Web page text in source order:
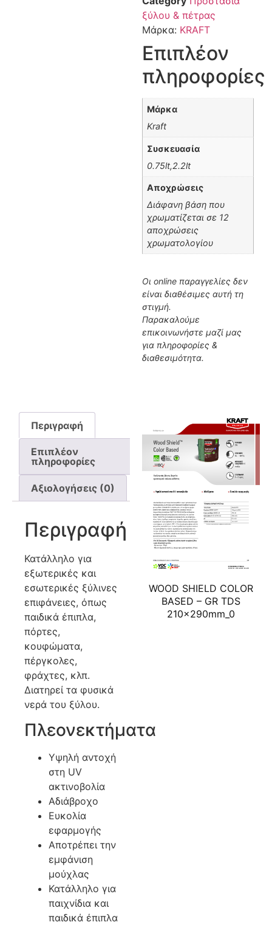
ξύλου & πέτρας
Μάρκα: KRAFT
Επιπλέον
πληροφορίες
Μάρκα
Kraft
Συσκευασία
0.75lt,2.2lt
Αποχρώσεις
Διάφανη βάση που
χρωματίζεται σε 12
αποχρώσεις
χρωματολογίου
Οι online παραγγελίες δεν
είναι διαθέσιμες αυτή τη
στιγμή.
Παρακαλούμε
επικοινωνήστε μαζί μας
για πληροφορίες &
διαθεσιμότητα.
Περιγραφή
Επιπλέον
πληροφορίες
Αξιολογήσεις (0)
Περιγραφή
Κατάλληλο για
εξωτερικές και
εσωτερικές ξύλινες
επιφάνειες, όπως
παιδικά έπιπλα,
πόρτες,
κουφώματα,
πέργκολες,
φράχτες, κλπ.
Διατηρεί τα φυσικά
νερά του ξύλου.
Πλεονεκτήματα
Υψηλή αντοχή
στη UV
ακτινοβολία
Αδιάβροχο
Ευκολία
εφαρμογής
Αποτρέπει την
εμφάνιση
μούχλας
Κατάλληλο για
παιχνίδια και
παιδικά έπιπλα
WOOD SHIELD COLOR
BASED – GR TDS
210x290mm_0